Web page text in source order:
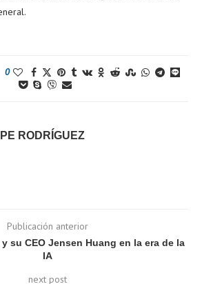
0
RODRÍGUEZ
Publicación anterior
y su CEO Jensen Huang en la era de la
IA
next post